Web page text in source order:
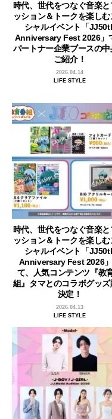
時代、世代をつなぐ音楽と
ッション＆トークを楽し
シャルイベント「
Anniversary Fest 2026」
パートナー企業ブースの中
ご紹介！
2026.04.14
LIFE STYLE
時代、世代をつなぐ音楽と
ッション＆トークを楽し
シャルイベント「
Anniversary Fest 2026
て、人気コンテンツ『教
組』タマとのコラボグッズ
決定！
2026.04.13
LIFE STYLE